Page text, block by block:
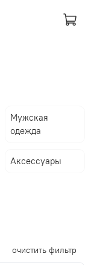
Мужская
одежда
Аксессуары
очистить фильтр